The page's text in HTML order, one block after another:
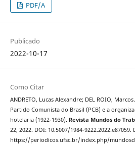
PDF/A
Publicado
2022-10-17
Como Citar
ANDRETO, Lucas Alexandre; DEL ROIO,
Partido Comunista do Brasil (PCB) e a
hotelaria (1922-1930). Revista Mundos do
22, 2022. DOI: 10.5007/1984-
https://periodicos.ufsc.br/index.php/